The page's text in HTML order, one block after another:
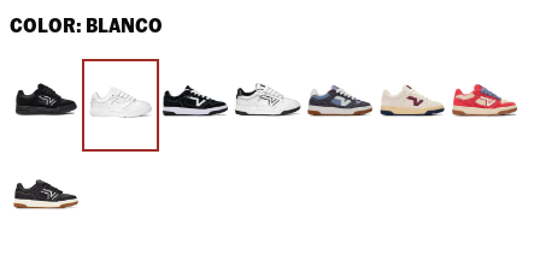
COLOR: BLANCO